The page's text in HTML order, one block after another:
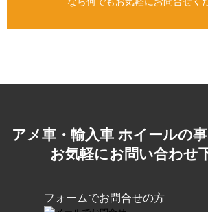
アメ車・輸入車 ホイールの事
お気軽にお問い合わせ
フォームでお問合せの方